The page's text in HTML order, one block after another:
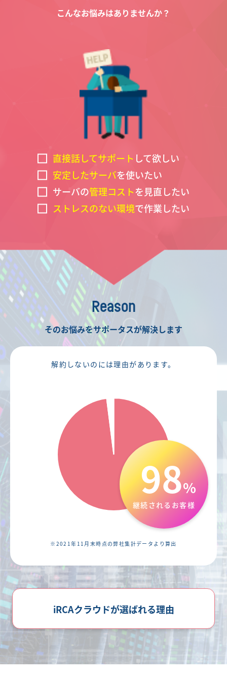
こんなお悩みはありませんか？
直接話してサポート して欲しい
安定したサーバを使いたい
サーバの管理コストを見直したい
ストレスのない環境で作業したい
Reason
そのお悩みをサポータスが解決します
解約しないのには理由があります。
98%
継続されるお客様
※2021年11月末時点の弊社集計データより算出
iRCAクラウドが選ばれる理由